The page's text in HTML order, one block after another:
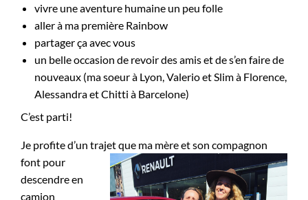
vivre une aventure humaine un peu folle
aller à ma première Rainbow
partager ça avec vous
un belle occasion de revoir des amis et de s’en faire de
nouveaux (ma soeur à Lyon, Valerio et Slim à Florence,
Alessandra et Chitti à Barcelone)
C’est parti!
Je profite d’un trajet que ma mère et son compagnon
font pour
descendre en
camion